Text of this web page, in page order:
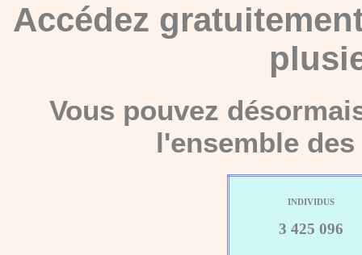
Accédez
Vous pouvez
l'ensemble
INDIVIDUS
3 425 096